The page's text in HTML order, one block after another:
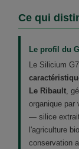
Ce qui
Le profil du
Le Silicium
Le Ribault ,
organique par
— silice
l'agriculture
conservation